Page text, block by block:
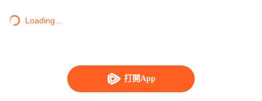
打開App
Loading…